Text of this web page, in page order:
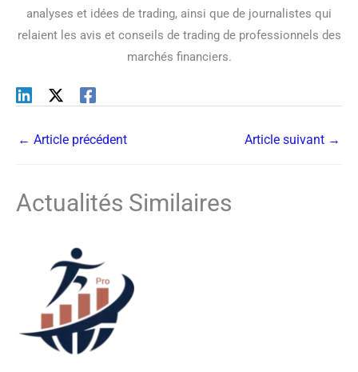
analyses et idées de trading, ainsi que de journalistes qui
relaient les avis et conseils de trading de professionnels des
marchés financiers.
← Article précédent Article suivant →
Actualités Similaires